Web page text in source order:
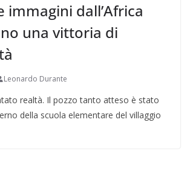
immagini dall’Africa
una vittoria di
Leonardo Durante
realtà. Il pozzo tanto atteso è stato
della scuola elementare del villaggio